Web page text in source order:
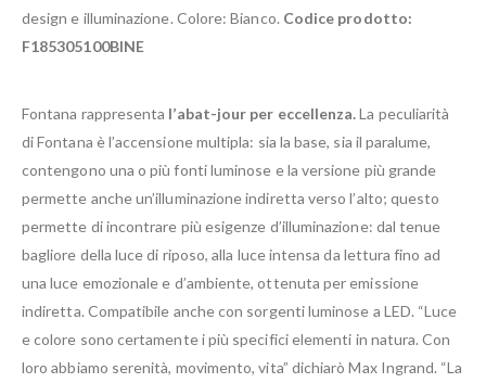
design e illuminazione. Colore: Bianco. Codice prodotto:
F185305100BINE
Fontana rappresenta l’abat-jour per eccellenza.La peculiarità
di Fontana è l’accensione multipla: sia la base, sia il paralume,
contengono una o più fonti luminose e la versione più grande
permette anche un’illuminazione indiretta verso l’alto; questo
permette di incontrare più esigenze d’illuminazione: dal tenue
bagliore della luce di riposo, alla luce intensa da lettura fino ad
una luce emozionale e d’ambiente, ottenuta per emissione
indiretta. Compatibile anche con sorgenti luminose a LED. “Luce
e colore sono certamente i più specifici elementi in natura. Con
loro abbiamo serenità, movimento, vita” dichiarò Max Ingrand. “La